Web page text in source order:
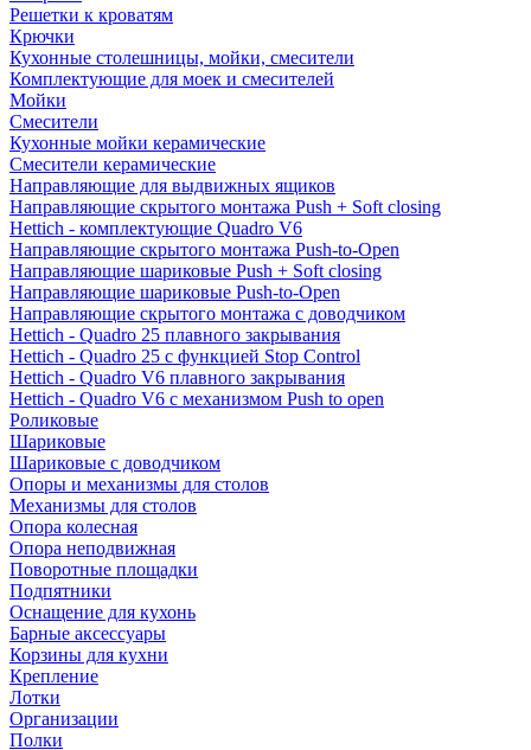
Решетки к кроватям
Крючки
Кухонные столешницы, мойки, смесители
Комплектующие для моек и смесителей
Мойки
Смесители
Кухонные мойки керамические
Смесители керамические
Направляющие для выдвижных ящиков
Направляющие скрытого монтажа Push + Soft closing
Hettich - комплектующие Quadro V6
Направляющие скрытого монтажа Push-to-Open
Направляющие шариковые Push + Soft closing
Направляющие шариковые Push-to-Open
Направляющие скрытого монтажа с доводчиком
Hettich - Quadro 25 плавного закрывания
Hettich - Quadro 25 с функцией Stop Control
Hettich - Quadro V6 плавного закрывания
Hettich - Quadro V6 с механизмом Push to open
Роликовые
Шариковые
Шариковые с доводчиком
Опоры и механизмы для столов
Механизмы для столов
Опора колесная
Опора неподвижная
Поворотные площадки
Подпятники
Оснащение для кухонь
Барные аксессуары
Корзины для кухни
Крепление
Лотки
Организации
Полки